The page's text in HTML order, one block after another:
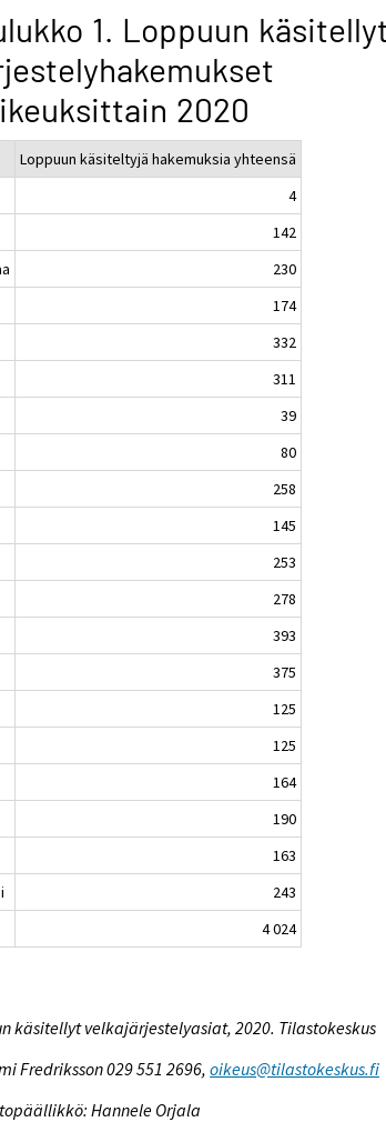
1. Loppuun
2020
Loppuun käsiteltyjä hakemuksia yhteensä
4
142
230
174
332
311
39
80
258
145
253
278
393
375
125
125
164
190
163
243
4 024
käsitellyt velkajärjestelyasiat, 2020. Tilastokeskus
Fredriksson 029 551 2696,oikeus@tilastokeskus.fi
Hannele Orjala